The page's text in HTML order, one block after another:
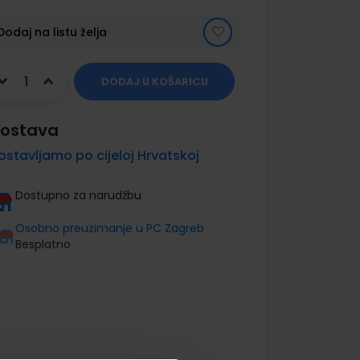
na listu želja
DODAJ U KOŠARICU
po cijeloj Hrvatskoj
Dostupno za narudžbu
Osobno preuzimanje u PC Zagreb
Besplatno